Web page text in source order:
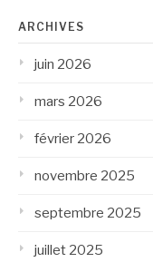
ARCHIVES
juin 2026
mars 2026
février 2026
novembre 2025
septembre 2025
juillet 2025